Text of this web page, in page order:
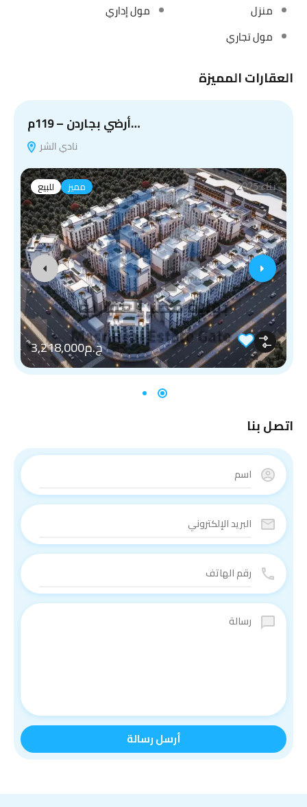
منزل
مول إداري
مول تجاري
العقارات المميزة
أرضي بجاردن – 119م…
نادي الشر
للبيع مميز بناء 2025
ج.م3,218,000
اتصل بنا